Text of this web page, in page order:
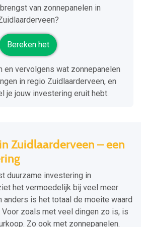
van zonnepanelen in
Bereken het
en vervolgens wat zonnepanelen
in regio Zuidlaarderveen, en
je jouw investering eruit hebt.
Zuidlaarderveen – een
duurzame investering in
het vermoedelijk bij veel meer
anders is het totaal de moeite waard
zoals met veel dingen zo is, is
Zo ook met zonnepanelen.